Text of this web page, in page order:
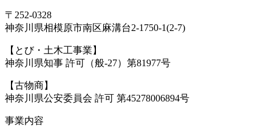
〒252-0328
神奈川県相模原市南区麻溝台2-1750-1(2-7)
【とび・土木工事業】
神奈川県知事 許可（般-27）第81977号
【古物商】
神奈川県公安委員会 許可 第45278006894号
事業内容